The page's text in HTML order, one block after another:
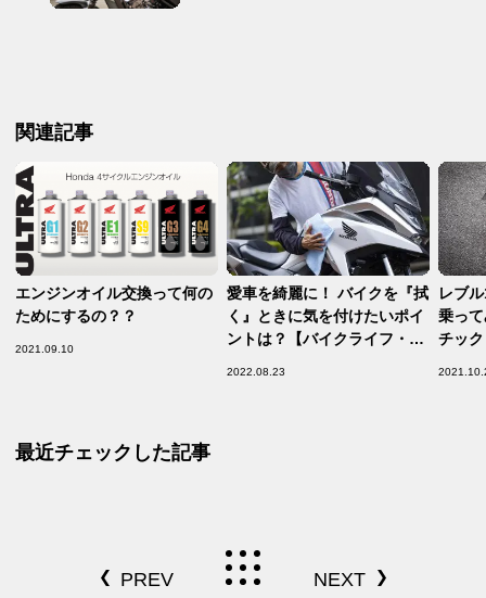
関連記事
エンジンオイル交換って何の
ためにするの？？
2021.09.10
愛車を綺麗に！ バイクを『拭
く』ときに気を付けたいポイ
ントは？【バイクライフ・ス
2022.08.23
レブ
乗っ
チッ
最近チェックした記事